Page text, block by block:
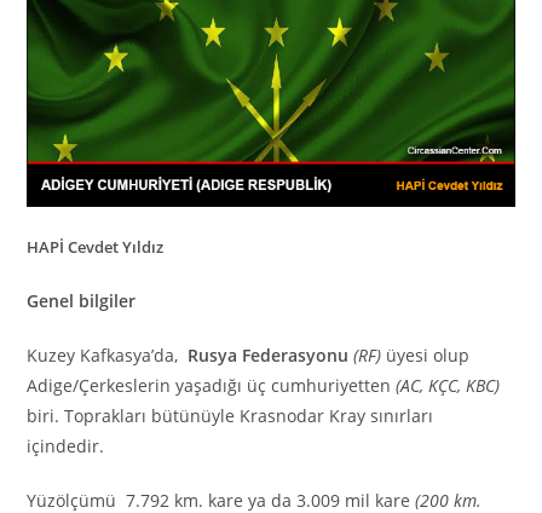
HAPİ Cevdet Yıldız
Genel bilgiler
Kuzey Kafkasya’da, Rusya Federasyonu (RF) üyesi olup
Adige/Çerkeslerin yaşadığı üç cumhuriyetten(AC, KÇC, KBC)
biri. Toprakları bütünüyle Krasnodar Kray sınırları
içindedir.
Yüzölçümü 7.792 km. kare ya da 3.009 mil kare(200 km.